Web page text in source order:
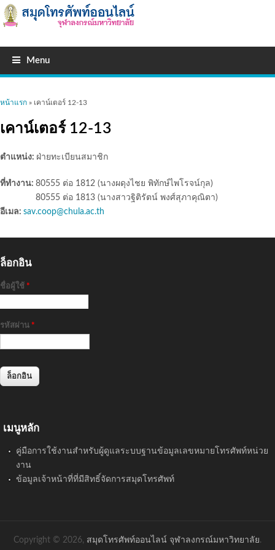
Menu
คุณอยู่ที่นี่
หน้าแรก » เคาน์เตอร์ 12-13
เคาน์เตอร์ 12-13
ตำแหน่ง: ฝ่ายทะเบียนสมาชิก
ที่ทำงาน: 80555 ต่อ 1812 (นางผดุงไชย พิทักษ์ไพโรจน์กุล)
80555 ต่อ 1813 (นางสาวฐิติรัตน์ พงศ์สุภาคุณิตา)
อีเมล: sav.coop@chula.ac.th
ล็อกอิน
ชื่อผู้ใช้ *
รหัสผ่าน *
เมนูหลัก
คู่มือการใช้งานสำหรับผู้ดูแลระบบฐานข้อมูลเลขหมายโทรศัพท์หน่วย
งาน
ข้อมูลเจ้าหน้าที่ที่มีสิทธิ์จัดการสมุดโทรศัพท์
Copyright © 2026, สมุดโทรศัพท์ออนไลน์ จุฬาลงกรณ์มหาวิทยาลัย.